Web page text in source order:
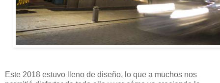
Este 2018 estuvo lleno de diseño, lo que a muchos nos